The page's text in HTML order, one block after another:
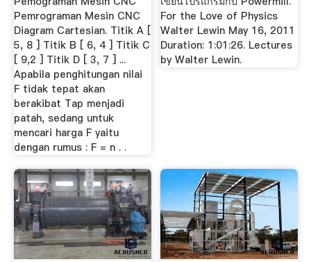
Pemrograman Mesin CNC
Diagram Cartesian. Titik A [
5, 8 ] Titik B [ 6, 4 ] Titik C
[ 9,2 ] Titik D [ 3, 7 ] ...
Apabila penghitungan nilai
F tidak tepat akan
berakibat Tap menjadi
patah, sedang untuk
mencari harga F yaitu
dengan rumus : F = n . .
For the Love of Physics
Walter Lewin May 16, 2011
Duration: 1:01:26. Lectures
by Walter Lewin.